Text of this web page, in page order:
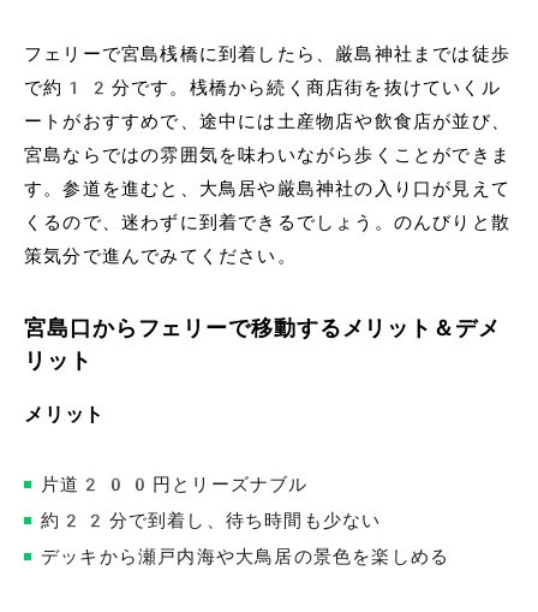
フェリーで宮島桟橋に到着したら、厳島神社までは徒歩
で約12分です。桟橋から続く商店街を抜けていくル
ートがおすすめで、途中には土産物店や飲食店が並び、
宮島ならではの雰囲気を味わいながら歩くことができま
す。参道を進むと、大鳥居や厳島神社の入り口が見えて
くるので、迷わずに到着できるでしょう。のんびりと散
策気分で進んでみてください。
宮島口からフェリーで移動するメリット＆デメ
リット
メリット
片道200円とリーズナブル
約22分で到着し、待ち時間も少ない
デッキから瀬戸内海や大鳥居の景色を楽しめる